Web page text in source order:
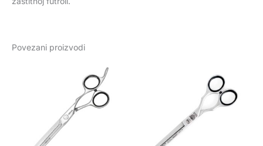
Povezani proizvodi